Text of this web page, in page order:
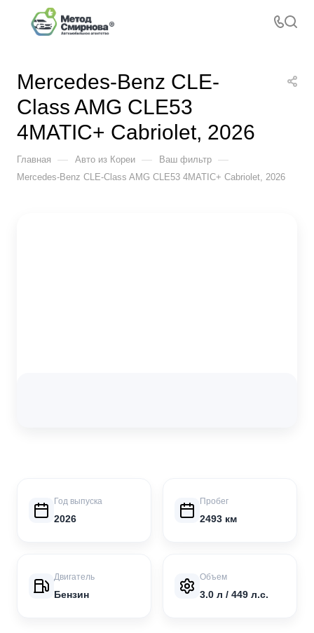
Mercedes-Benz CLE-
Class AMG CLE53
4MATIC+ Cabriolet, 2026
Главная — Авто из Кореи — Ваш фильтр —
Mercedes-Benz CLE-Class AMG CLE53 4MATIC+ Cabriolet, 2026
Год выпуска
2026
Пробег
2493 км
Двигатель
Бензин
Объем
3.0 л / 449 л.с.